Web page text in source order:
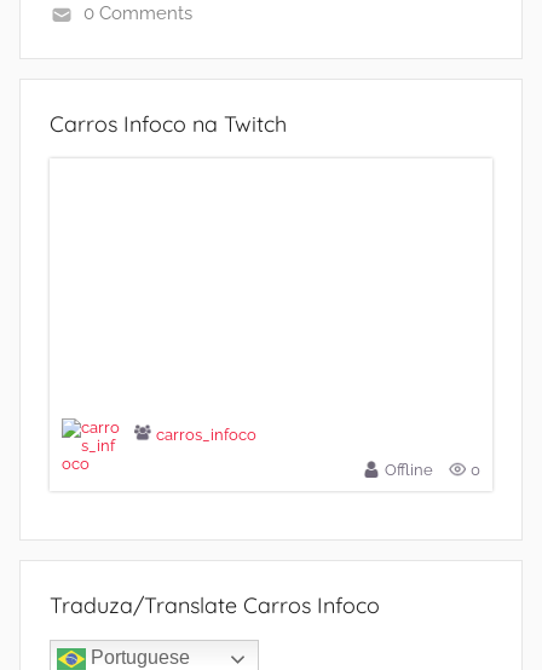
0 Comments
Carros Infoco na Twitch
carros_infoco
Offline
0
Traduza/Translate Carros Infoco
Portuguese